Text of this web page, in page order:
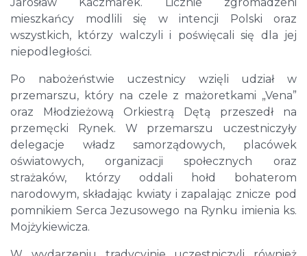
Jarosław Kaczmarek. Licznie zgromadzeni
mieszkańcy modlili się w intencji Polski oraz
wszystkich, którzy walczyli i poświęcali się dla jej
niepodległości.
Po nabożeństwie uczestnicy wzięli udział w
przemarszu, który na czele z mażoretkami „Vena”
oraz Młodzieżową Orkiestrą Dętą przeszedł na
przemęcki Rynek. W przemarszu uczestniczyły
delegacje władz samorządowych, placówek
oświatowych, organizacji społecznych oraz
strażaków, którzy oddali hołd bohaterom
narodowym, składając kwiaty i zapalając znicze pod
pomnikiem Serca Jezusowego na Rynku imienia ks.
Mojżykiewicza.